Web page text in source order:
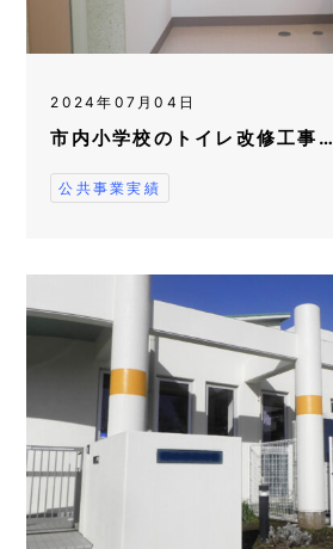
2024年07月04日
市内小学校のトイレ改修工事…
公共事業実績